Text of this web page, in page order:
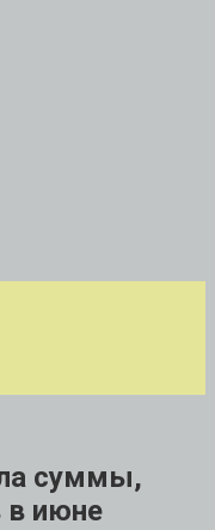
суммы,
в июне